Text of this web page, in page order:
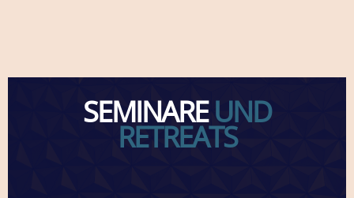
SEMINAREUND
RETREATS